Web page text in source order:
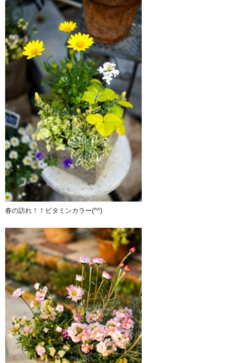
春の訪れ！！ビタミンカラー(^^)